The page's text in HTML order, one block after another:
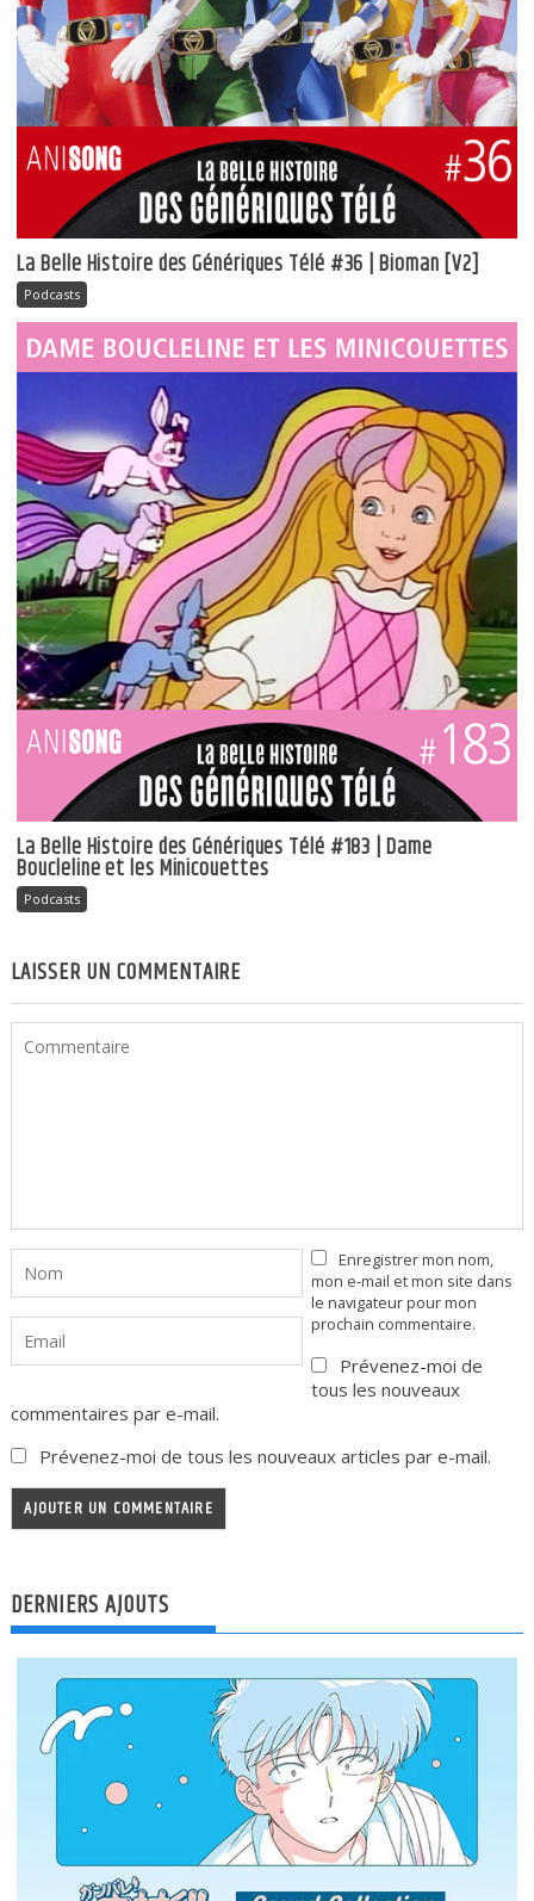
La Belle Histoire des Génériques Télé #36 | Bioman [V2]
Podcasts
La Belle Histoire des Génériques Télé #183 | Dame
Boucleline et les Minicouettes
Podcasts
LAISSER UN COMMENTAIRE
Enregistrer mon nom,
mon e-mail et mon site dans
le navigateur pour mon
prochain commentaire.
Prévenez-moi de
tous les nouveaux
commentaires par e-mail.
Prévenez-moi de tous les nouveaux articles par e-mail.
DERNIERS AJOUTS